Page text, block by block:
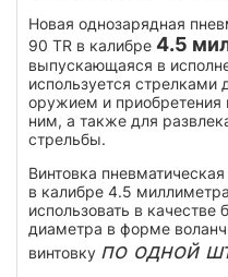
Новая однозарядная
90 TR в калибре 4.5
выпускающаяся в
используется
оружием и приобретения
ним, а также для
стрельбы.
Винтовка
в калибре 4.5
использовать в качестве
диаметра в форме
винтовку по одной